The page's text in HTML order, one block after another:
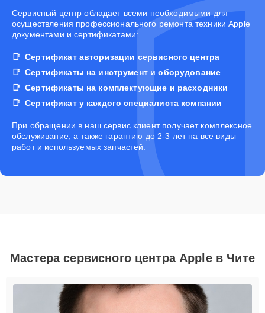
Cервисный центр обладает всеми необходимыми для
осуществления профессионального ремонта техники Apple
документами и сертификатами:
Сертификат авторизации сервисного центра
Сертификаты на инструмент и оборудование
Сертификаты на комплектующие и расходники
Сертификат у каждого специалиста компании
При обращении в наш сервис клиент получает комплексное
обслуживание, а также гарантию до 2-3 лет на все виды
работ и используемых запчастей.
Мастера сервисного центра Apple в Чите